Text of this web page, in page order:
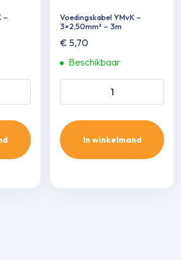
–
Voedingskabel YMvK –
3×2,50mm² – 3m
€ 5,70
Beschikbaar
In winkelmand